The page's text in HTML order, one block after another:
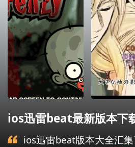
ios迅雷beat最新版本下
ios迅雷beat版本大全汇